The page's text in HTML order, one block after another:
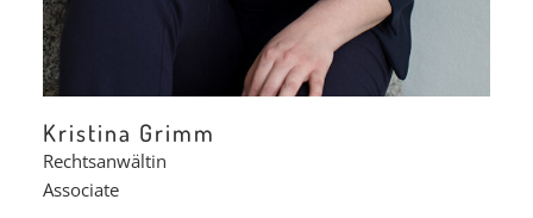
Kristina Grimm
Rechtsanwältin
Associate